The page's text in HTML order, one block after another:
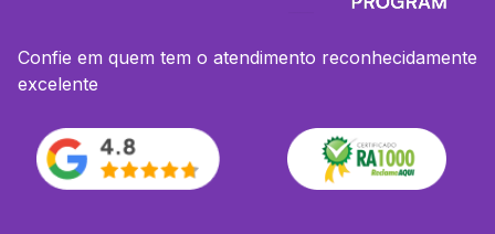
Confie em quem tem o atendimento reconhecidamente
excelente